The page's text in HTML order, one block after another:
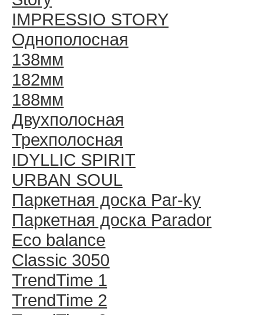
IMPRESSIO STORY
Однополосная
138мм
182мм
188мм
Двухполосная
Трехполосная
IDYLLIC SPIRIT
URBAN SOUL
Паркетная доска Par-ky
Паркетная доска Parador
Eco balance
Classic 3050
TrendTime 1
TrendTime 2